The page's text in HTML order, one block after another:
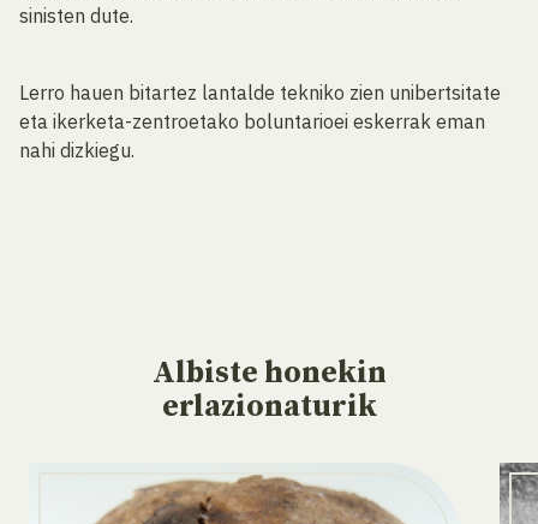
sinisten dute.
Lerro hauen bitartez lantalde tekniko zien unibertsitate
eta ikerketa-zentroetako boluntarioei eskerrak eman
nahi dizkiegu.
Albiste honekin
erlazionaturik